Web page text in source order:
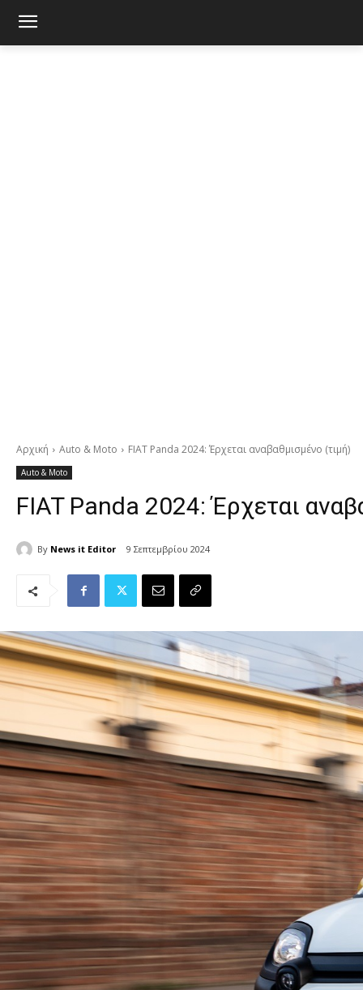
Αρχική Auto & Moto FIAT Panda 2024: Έρχεται αναβαθμισμένο (τιμή)
Auto & Moto
FIAT Panda 2024: Έρχεται
By News it Editor 9 Σεπτεμβρίου 2024